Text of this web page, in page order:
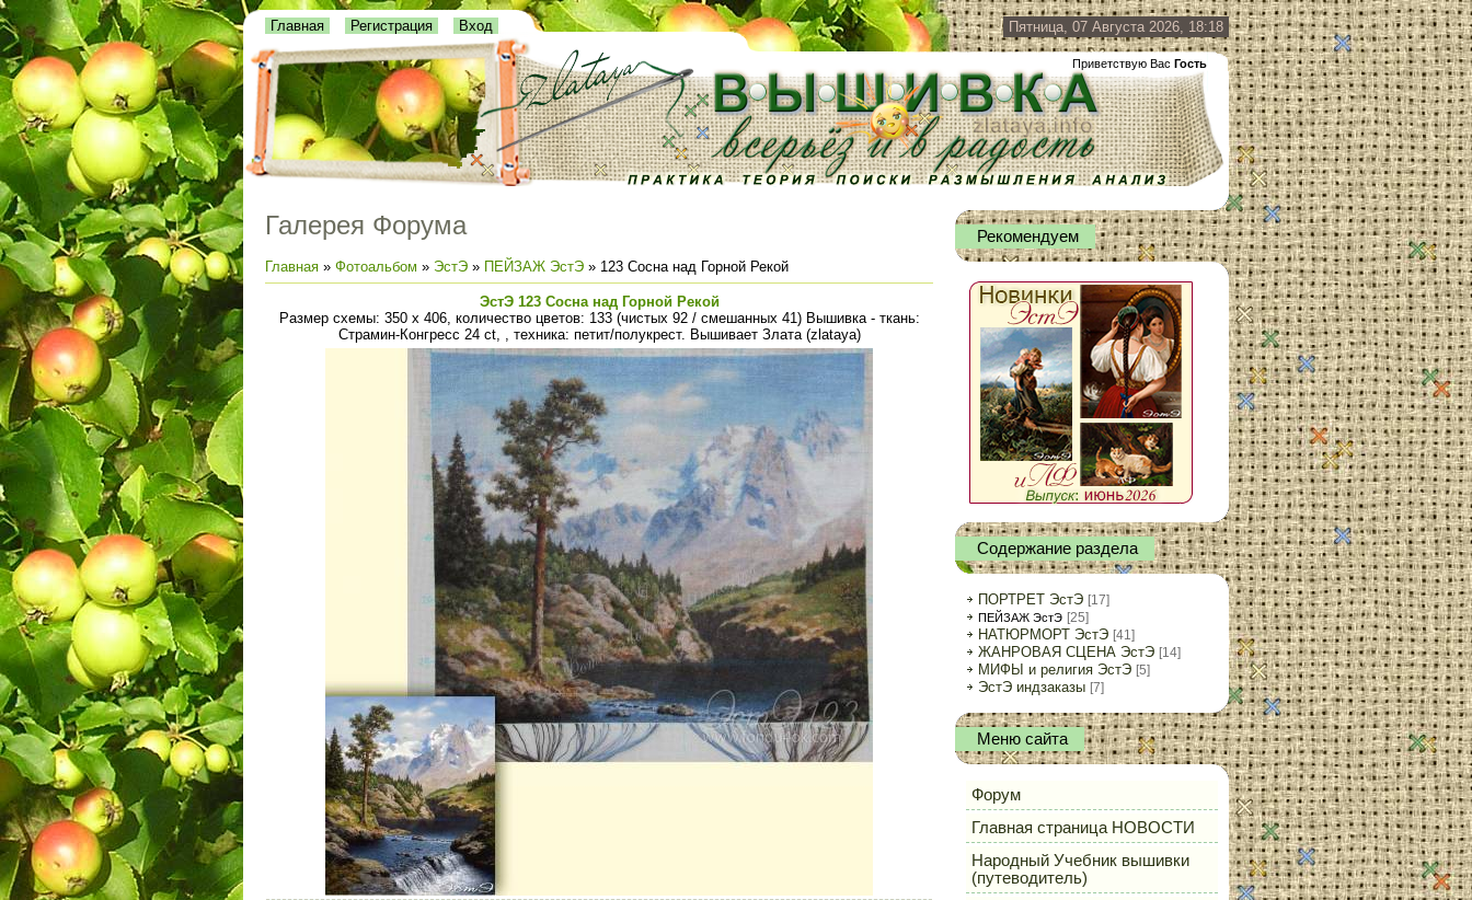
Пятница, 07 Августа 2026, 18:18
Приветствую Вас Гость
Главная Регистрация Вход
Галерея Форума
Главная » Фотоальбом » ЭстЭ » ПЕЙЗАЖ ЭстЭ » 123 Сосна над Горной Рекой
ЭстЭ 123 Сосна над Горной Рекой
Размер схемы: 350 х 406, количество цветов: 133 (чистых 92 / смешанных 41) Вышивка - ткань:
Страмин-Конгресс 24 ct, , техника: петит/полукрест. Вышивает Злата (zlataya)
Рекомендуем
Содержание раздела
ПОРТРЕТ ЭстЭ [17]
ПЕЙЗАЖ ЭстЭ [25]
НАТЮРМОРТ ЭстЭ [41]
ЖАНРОВАЯ СЦЕНА ЭстЭ [14]
МИФЫ и религия ЭстЭ [5]
ЭстЭ индзаказы [7]
Меню сайта
Форум
Главная страница НОВОСТИ
Народный Учебник вышивки
(путеводитель)